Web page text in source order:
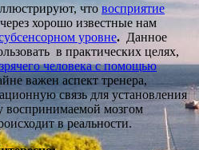
что восприятие
хорошо известные нам
уровне. Данное
в практических целях,
человека с помощью
важен аспект тренера,
связь для установления
воспринимаемой мозгом
в реальности.